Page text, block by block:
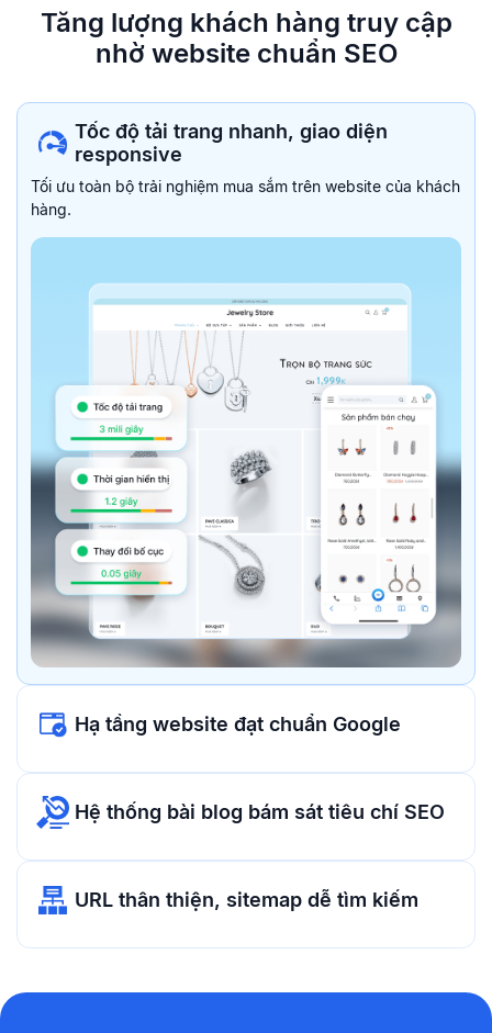
Tăng lượng khách hàng truy cập
nhờ website chuẩn SEO
Tốc độ tải trang nhanh, giao diện
responsive
Tối ưu toàn bộ trải nghiệm mua sắm trên website của khách
hàng.
Hạ tầng website đạt chuẩn Google
Hệ thống bài blog bám sát tiêu chí SEO
URL thân thiện, sitemap dễ tìm kiếm